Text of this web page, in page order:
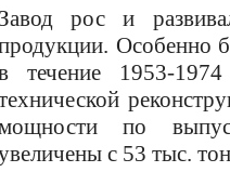
Завод рос и
Особенно
течение 1953-
по
с 53 тыс.